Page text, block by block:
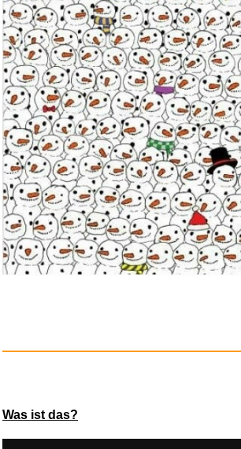
akku-net Enersys/
Bleiak...
Was ist das?